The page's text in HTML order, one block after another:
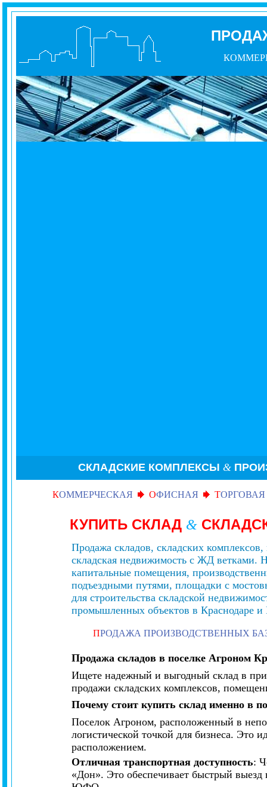
СКЛАДСКИЕ КОМПЛЕКСЫ &
КОММЕРЧЕСКАЯ ОФИСНАЯ ТОРГОВАЯ
КУПИТЬ СКЛАД &
Продажа складов, складских
складская недвижимость с ЖД ветками.
капитальные помещения,
подъездными путями, площадки с
для строительства складской
промышленных объектов в Краснодаре и
ПРОДАЖА ПРОИЗВОДСТВЕННЫХ
Продажа складов в поселке Агроном
Ищете надежный и выгодный склад в
продажи складских комплексов,
Почему стоит купить склад именно в
Поселок Агроном, расположенный в
логистической точкой для бизнеса. Это
расположением.
Отличная транспортная доступность:
«Дон». Это обеспечивает быстрый выезд